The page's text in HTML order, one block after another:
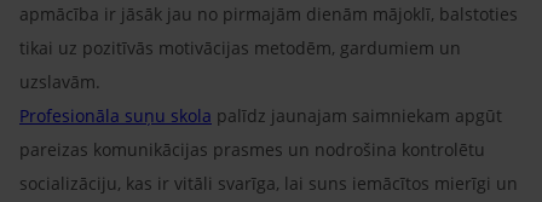
apmācība ir jāsāk jau no pirmajām dienām mājoklī, balstoties
tikai uz pozitīvās motivācijas metodēm, gardumiem un
uzslavām.
Profesionāla suņu skola palīdz jaunajam saimniekam apgūt
pareizas komunikācijas prasmes un nodrošina kontrolētu
socializāciju, kas ir vitāli svarīga, lai suns iemācītos mierīgi un